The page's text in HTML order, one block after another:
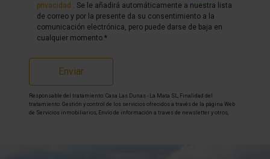
privacidad . Se le añadirá automáticamente a nuestra lista
de correo y por la presente da su consentimiento a la
comunicación electrónica, pero puede darse de baja en
cualquier momento.*
Enviar
Responsable del tratamiento: Casa Las Dunas - La Mata SL, Finalidad del
tratamiento: Gestión y control de los servicios ofrecidos a través de la página Web
de Servicios inmobiliarios, Envío de información a traves de newsletter y otros,